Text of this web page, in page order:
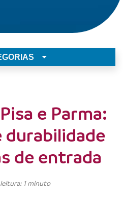
e Parma:
durabilidade
de entrada
1 minuto